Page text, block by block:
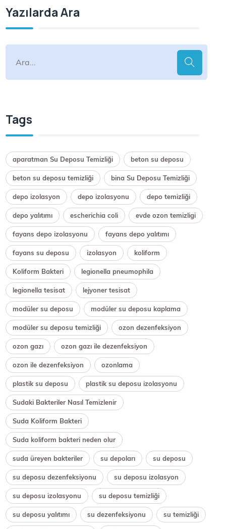
Yazılarda Ara
Tags
aparatman Su Deposu Temizliği beton su deposu
beton su deposu temizliği bina Su Deposu Temizliği
depo izolasyon depo izolasyonu depo temizliği
depo yalıtımı escherichia coli evde ozon temizligi
fayans depo izolasyonu fayans depo yalıtımı
fayans su deposu izolasyon koliform
Koliform Bakteri legionella pneumophila
legionella tesisat lejyoner tesisat
modüler su deposu modüler su deposu kaplama
modüler su deposu temizliği ozon dezenfeksiyon
ozon gazı ozon gazı ile dezenfeksiyon
ozon ile dezenfeksiyon ozonlama
plastik su deposu plastik su deposu izolasyonu
Sudaki Bakteriler Nasıl Temizlenir
Suda Koliform Bakteri
Suda koliform bakteri neden olur
suda üreyen bakteriler su depoları su deposu
su deposu dezenfeksiyonu su deposu izolasyon
su deposu izolasyonu su deposu temizliği
su deposu yalıtımı su dezenfeksiyonu su temizliği